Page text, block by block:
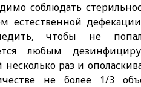
соблюдать
естественной
чтобы не
любым
раз и
не более 1/3